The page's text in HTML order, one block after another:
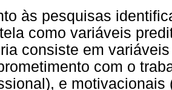
às pesquisas
como variáveis
consiste em
com o
e